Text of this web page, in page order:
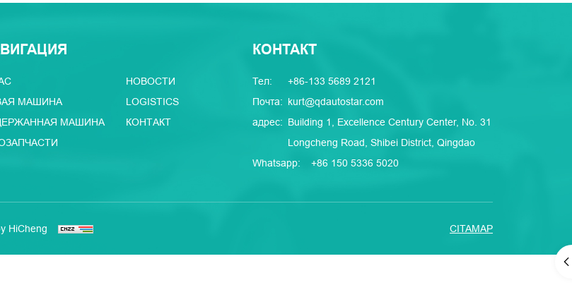
МАШИНА
МАШИНА
НОВОСТИ
LOGISTICS
КОНТАКТ
КОНТАКТ
Тел:
+86-133 5689 2121
Почта: kurt@qdautostar.com
адрес: Building 1, Excellence Century Center, No. 31
Longcheng Road, Shibei District, Qingdao
Whatsapp:
+86 150 5336 5020
HiCheng CITAMAP